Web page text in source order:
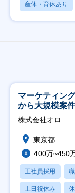
産休・育休あり
マーケティン
から大規模案
修充実】
株式会社オロ
東京都
400万~450
正社員採用
土日祝休み